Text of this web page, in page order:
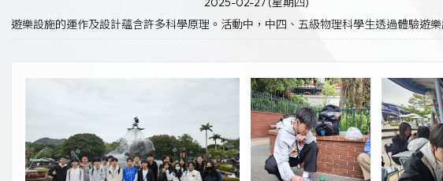
遊樂設施的運作及設計蘊含許多科學原理。活動中，中四、五級物理科學生透過體驗遊